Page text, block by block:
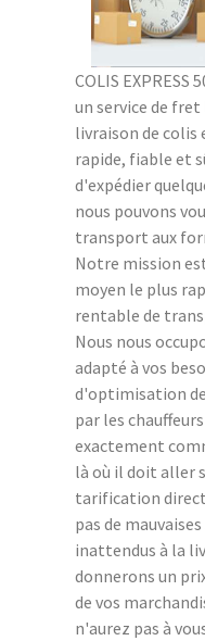
COLIS
un service de
livraison de colis
rapide, fiable et
d'expédier
nous pouvons
transport aux
Notre mission
moyen le plus
rentable de
Nous nous
adapté à vos
d'optimisation
par les
exactement
là où il doit aller
tarification
pas de
inattendus à la
donnerons un
de vos
n'aurez pas à